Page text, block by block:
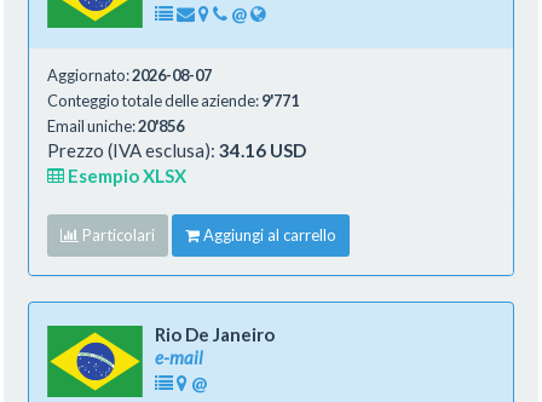
@
Aggiornato:2026-08-07
Conteggio totale delle aziende:9'771
Email uniche:20'856
Prezzo (IVA esclusa): 34.16 USD
Esempio XLSX
Particolari Aggiungi al carrello
Rio De Janeiro
e-mail
@